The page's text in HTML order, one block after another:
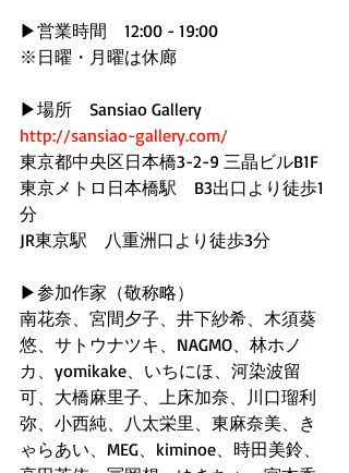
▶︎営業時間　12:00 - 19:00
※日曜・月曜は休廊
▶︎場所　Sansiao Gallery
http://sansiao-gallery.com/
東京都中央区日本橋3-2-9 三晶ビルB1F
東京メトロ日本橋駅　B3出口より徒歩1
分
JR東京駅　八重洲口より徒歩3分
▶︎参加作家（敬称略）
南花奈、宮間夕子、井下紗希、木須葵
悠、サトウナツキ、NAGMO、林ホノ
カ、yomikake、いちにほ、河染波留
可、大橋麻里子、上床加奈、川口瑠利
弥、小西純、八太栄里、東麻奈美、き
ゃらあい、MEG、kiminoe、時田美鈴、